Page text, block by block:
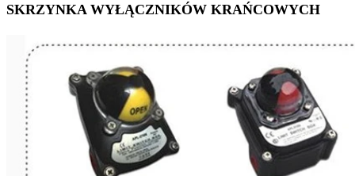
SKRZYNKA WYŁĄCZNIKÓW KRAŃCOWYCH